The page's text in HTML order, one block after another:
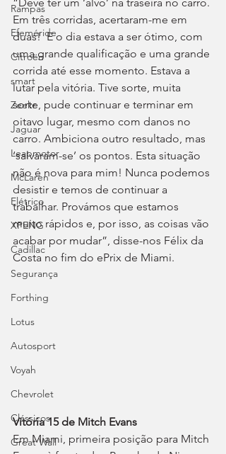
Rampas
Efeméride
Citroën
smart
Zeekr
Jaguar
Leapmotor
McLaren
Elétrico
XPENG
Cadillac
Segurança
Forthing
Lotus
Autosport
Voyah
Chevrolet
Clássicos
Great Wall
Em três corridas, acertaram-me em
duas!  E o dia estava a ser ótimo, com
uma grande qualificação e uma grande
corrida até esse momento. Estava a
lutar pela vitória. Tive sorte, muita
sorte, pude continuar e terminar em
oitavo lugar, mesmo com danos no
carro. Ambiciona outro resultado, mas
‘salvaram-se’ os pontos. Esta situação
não é nova para mim! Nunca podemos
desistir e temos de continuar a
trabalhar. Provámos que estamos
muito rápidos e, por isso, as coisas vão
acabar por mudar”, disse-nos Félix da
Costa no fim do ePrix de Miami.
Vitória 15 de Mitch Evans
Em Miami, primeira posição para Mitch